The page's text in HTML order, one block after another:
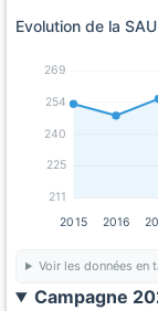
Evolution de la
211
225
240
254
269
2015 2016
Voir les données en
Campagne